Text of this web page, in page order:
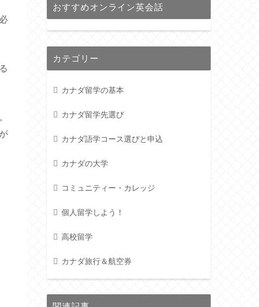
おすすめオンライン英会話
カテゴリー
カナダ留学の基本
カナダ留学先選び
カナダ語学コース選びと申込
カナダの大学
コミュニティー・カレッジ
個人留学しよう！
高校留学
カナダ旅行＆航空券